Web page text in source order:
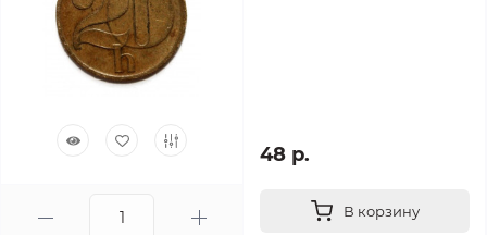
48 р.
В корзину